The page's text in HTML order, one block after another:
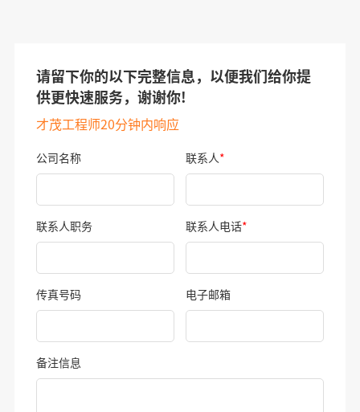
请留下你的以下完整信息，以便我们给你提
供更快速服务，谢谢你!
才茂工程师20分钟内响应
公司名称 联系人*
联系人职务 联系人电话*
传真号码 电子邮箱
备注信息